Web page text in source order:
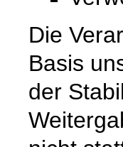
Die
Basis
der